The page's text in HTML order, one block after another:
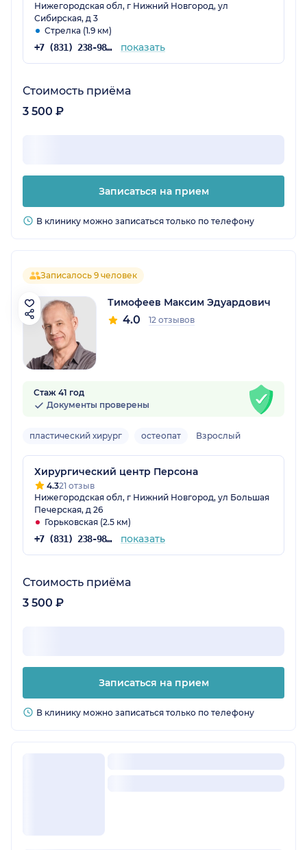
Нижегородская обл, г Нижний Новгород, ул
Сибирская, д 3
Стрелка (1.9 км)
+7 (831) 238-98-93 показать
Стоимость приёма
3 500 ₽
Записаться на прием
В клинику можно записаться только по телефону
Записалось 9 человек
Тимофеев Максим Эдуардович
4.0 12 отзывов
Стаж 41 год
Документы проверены
пластический хирург остеопат Взрослый
Хирургический центр Персона
4.321 отзыв
Нижегородская обл, г Нижний Новгород, ул Большая
Печерская, д 26
Горьковская (2.5 км)
+7 (831) 238-98-92 показать
Стоимость приёма
3 500 ₽
Записаться на прием
В клинику можно записаться только по телефону